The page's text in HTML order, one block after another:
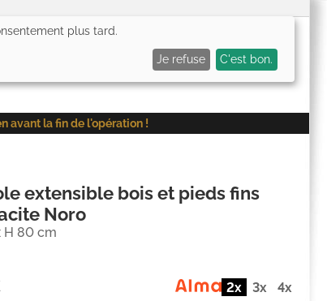
0) Mon panier (0
avant la fin de l'opération !
extensible bois et pieds fins
Noro
H 80 cm
2x 3x 4x
plus tard.
Je refuse C'est bon.